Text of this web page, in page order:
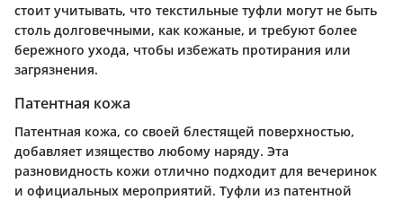
стоит учитывать, что текстильные туфли могут не быть
столь долговечными, как кожаные, и требуют более
бережного ухода, чтобы избежать протирания или
загрязнения.
Патентная кожа
Патентная кожа, со своей блестящей поверхностью,
добавляет изящество любому наряду. Эта
разновидность кожи отлично подходит для вечеринок
и официальных мероприятий. Туфли из патентной